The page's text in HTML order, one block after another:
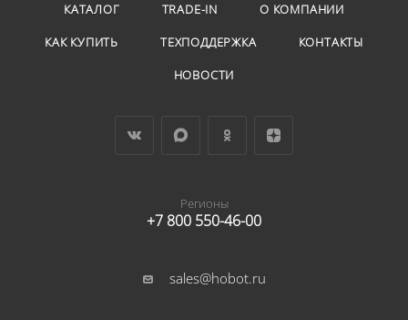
КАТАЛОГ TRADE-IN
О КОМПАНИИ
КАК КУПИТЬ
ТЕХПОДДЕРЖКА
КОНТАКТЫ
НОВОСТИ
Регионы
+7 800 550-46-00
sales@hobot.ru